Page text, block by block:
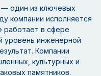
— один из ключевых
компании исполняется
работает в сфере
уровень инженерной
Компании
культурных и
памятников.